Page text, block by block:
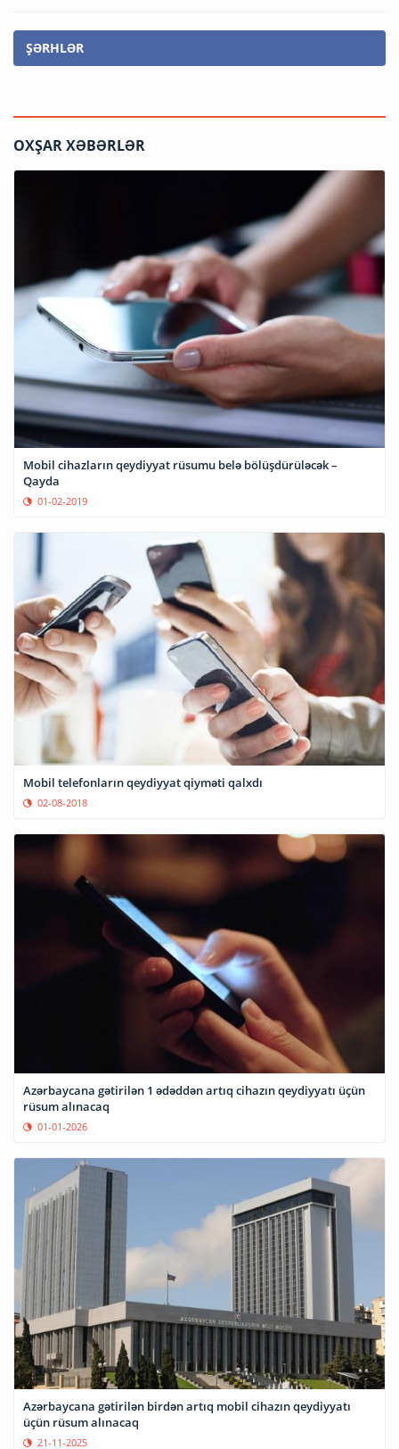
ŞƏRHLƏR
OXŞAR XƏBƏRLƏR
Mobil cihazların qeydiyyat rüsumu belə bölüşdürüləcək –
Qayda
01-02-2019
Mobil telefonların qeydiyyat qiyməti qalxdı
02-08-2018
Azərbaycana gətirilən 1 ədəddən artıq cihazın qeydiyyatı üçün
rüsum alınacaq
01-01-2026
Azərbaycana gətirilən birdən artıq mobil cihazın qeydiyyatı
üçün rüsum alınacaq
21-11-2025